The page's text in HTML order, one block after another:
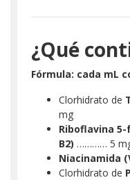
¿Qué
Fórmula: cada mL
Clorhidrato de
mg
Riboflavina
B2) ………… 5
Niacinamida
Clorhidrato de